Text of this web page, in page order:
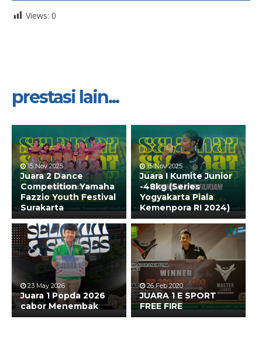
Views: 0
prestasi lain...
15 Nov 2025
Juara 2 Dance
Competition Yamaha
Fazzio Youth Festival
Surakarta
15 Nov 2025
Juara I Kumite Junior
-48kg (Series
Yogyakarta Piala
Kemenpora RI 2024)
23 May 2026
Juara 1 Popda 2026
cabor Menembak
26 Feb 2020
JUARA 1 E SPORT
FREE FIRE